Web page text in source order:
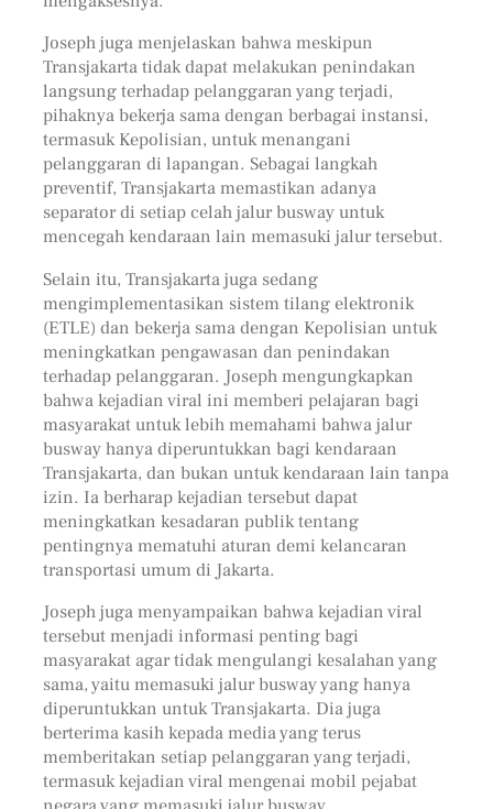
Joseph juga menjelaskan bahwa meskipun
Transjakarta tidak dapat melakukan penindakan
langsung terhadap pelanggaran yang terjadi,
pihaknya bekerja sama dengan berbagai instansi,
termasuk Kepolisian, untuk menangani
pelanggaran di lapangan. Sebagai langkah
preventif, Transjakarta memastikan adanya
separator di setiap celah jalur busway untuk
mencegah kendaraan lain memasuki jalur tersebut.
Selain itu, Transjakarta juga sedang
mengimplementasikan sistem tilang elektronik
(ETLE) dan bekerja sama dengan Kepolisian untuk
meningkatkan pengawasan dan penindakan
terhadap pelanggaran. Joseph mengungkapkan
bahwa kejadian viral ini memberi pelajaran bagi
masyarakat untuk lebih memahami bahwa jalur
busway hanya diperuntukkan bagi kendaraan
Transjakarta, dan bukan untuk kendaraan lain tanpa
izin. Ia berharap kejadian tersebut dapat
meningkatkan kesadaran publik tentang
pentingnya mematuhi aturan demi kelancaran
transportasi umum di Jakarta.
Joseph juga menyampaikan bahwa kejadian viral
tersebut menjadi informasi penting bagi
masyarakat agar tidak mengulangi kesalahan yang
sama, yaitu memasuki jalur busway yang hanya
diperuntukkan untuk Transjakarta. Dia juga
berterima kasih kepada media yang terus
memberitakan setiap pelanggaran yang terjadi,
termasuk kejadian viral mengenai mobil pejabat